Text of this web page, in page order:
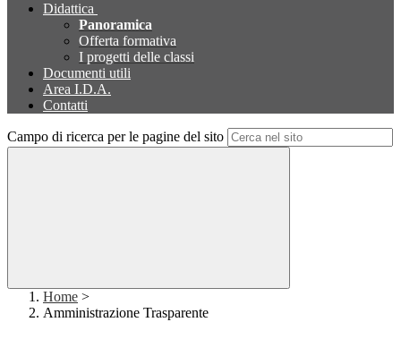
Didattica
Panoramica
Offerta formativa
I progetti delle classi
Documenti utili
Area I.D.A.
Contatti
Campo di ricerca per le pagine del sito
Home >
Amministrazione Trasparente